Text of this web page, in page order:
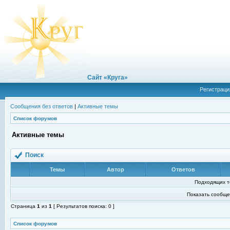
Сайт «Круга»
Сообщения без ответов | Активные темы
Список форумов
Активные темы
Поиск
Темы Автор Ответов
Подходящих
Показать
Страница 1 из 1 [ Результатов поиска: 0 ]
Список форумов